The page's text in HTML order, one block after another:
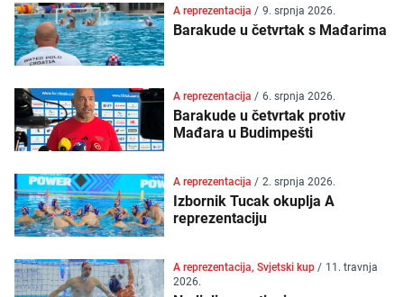
A reprezentacija/ 9. srpnja 2026.
Barakude u četvrtak s Mađarima
A reprezentacija/ 6. srpnja 2026.
Barakude u četvrtak protiv
Mađara u Budimpešti
A reprezentacija/ 2. srpnja 2026.
Izbornik Tucak okuplja A
reprezentaciju
A reprezentacija, Svjetski kup/ 11. travnja
2026.